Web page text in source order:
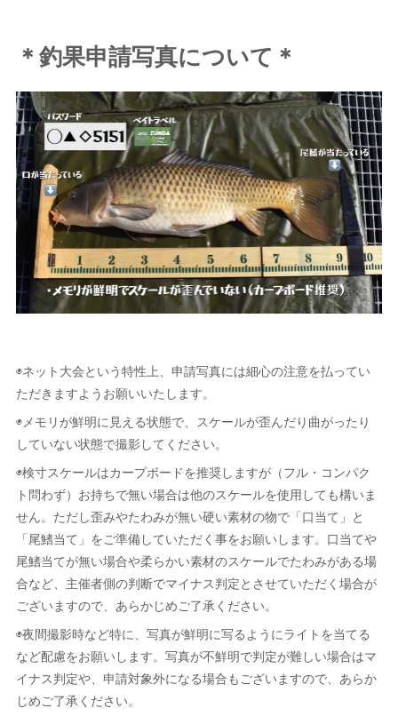
＊釣果申請写真について＊
◉ネット大会という特性上、申請写真には細心の注意を払ってい
ただきますようお願いいたします。
◉メモリが鮮明に見える状態で、スケールが歪んだり曲がったり
していない状態で撮影してください。
◉検寸スケールはカープボードを推奨しますが（フル・コンパク
ト問わず）お持ちで無い場合は他のスケールを使用しても構いま
せん。ただし歪みやたわみが無い硬い素材の物で「口当て」と
「尾鰭当て」をご準備していただく事をお願いします。口当てや
尾鰭当てが無い場合や柔らかい素材のスケールでたわみがある場
合など、主催者側の判断でマイナス判定とさせていただく場合が
ございますので、あらかじめご了承ください。
◉夜間撮影時など特に、写真が鮮明に写るようにライトを当てる
など配慮をお願いします。写真が不鮮明で判定が難しい場合はマ
イナス判定や、申請対象外になる場合もございますので、あらか
じめご了承ください。